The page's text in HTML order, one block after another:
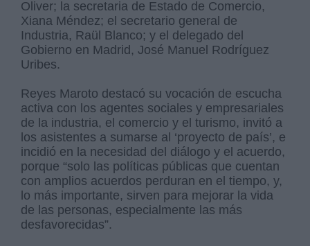
Oliver; la secretaria de Estado de Comercio,
Xiana Méndez; el secretario general de
Industria, Raül Blanco; y el delegado del
Gobierno en Madrid, José Manuel Rodríguez
Uribes.
Reyes Maroto destacó su vocación de escucha
activa con los agentes sociales y empresariales
de la industria, el comercio y el turismo, invitó a
los asistentes a sumarse al ‘proyecto de país’, e
incidió en la necesidad del diálogo y el acuerdo,
porque “solo las políticas públicas que cuentan
con amplios acuerdos perduran en el tiempo, y,
lo más importante, sirven para mejorar la vida
de las personas, especialmente las más
desfavorecidas”.